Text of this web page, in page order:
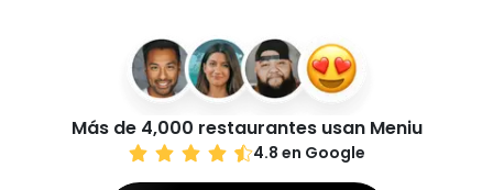
Más de 4,000 restaurantes usan Meniu
4.8 en Google